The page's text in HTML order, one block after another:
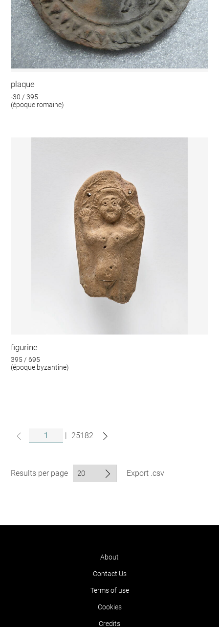
plaque
-30 / 395
(époque romaine)
figurine
395 / 695
(époque byzantine)
| 25182
Results per page Export .csv
About
Contact Us
Terms of use
Cookies
Credits